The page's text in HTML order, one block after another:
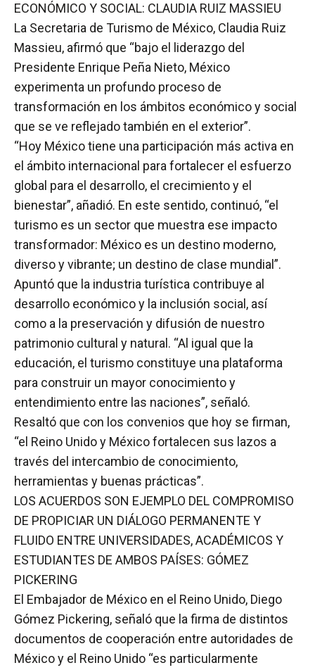
ECONÓMICO Y SOCIAL: CLAUDIA RUIZ MASSIEU
La Secretaria de Turismo de México, Claudia Ruiz
Massieu, afirmó que “bajo el liderazgo del
Presidente Enrique Peña Nieto, México
experimenta un profundo proceso de
transformación en los ámbitos económico y social
que se ve reflejado también en el exterior”.
“Hoy México tiene una participación más activa en
el ámbito internacional para fortalecer el esfuerzo
global para el desarrollo, el crecimiento y el
bienestar”, añadió. En este sentido, continuó, “el
turismo es un sector que muestra ese impacto
transformador: México es un destino moderno,
diverso y vibrante; un destino de clase mundial”.
Apuntó que la industria turística contribuye al
desarrollo económico y la inclusión social, así
como a la preservación y difusión de nuestro
patrimonio cultural y natural. “Al igual que la
educación, el turismo constituye una plataforma
para construir un mayor conocimiento y
entendimiento entre las naciones”, señaló.
Resaltó que con los convenios que hoy se firman,
“el Reino Unido y México fortalecen sus lazos a
través del intercambio de conocimiento,
herramientas y buenas prácticas”.
LOS ACUERDOS SON EJEMPLO DEL COMPROMISO
DE PROPICIAR UN DIÁLOGO PERMANENTE Y
FLUIDO ENTRE UNIVERSIDADES, ACADÉMICOS Y
ESTUDIANTES DE AMBOS PAÍSES: GÓMEZ
PICKERING
El Embajador de México en el Reino Unido, Diego
Gómez Pickering, señaló que la firma de distintos
documentos de cooperación entre autoridades de
México y el Reino Unido “es particularmente